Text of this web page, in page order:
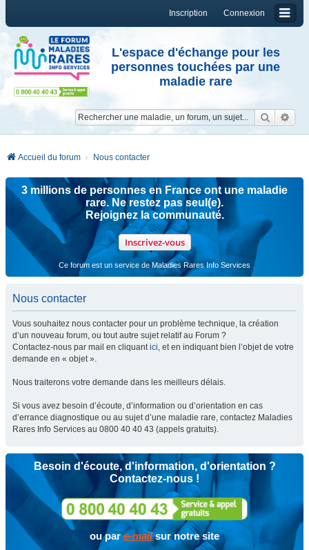
Connexion
Inscription
L'espace d'échange pour les
personnes touchées par une
maladie rare
Accueil du forum Nous contacter
3 millions de personnes en France ont une maladie
rare. Ne restez pas seul(e).
Rejoignez la communauté.
Inscrivez-vous
Ce forum est un service de Maladies Rares Info Services
Nous contacter
Vous souhaitez nous contacter pour un problème technique, la création
d’un nouveau forum, ou tout autre sujet relatif au Forum ?
Contactez-nous par mail en cliquantici, et en indiquant bien l’objet de votre
demande en « objet ».
Nous traiterons votre demande dans les meilleurs délais.
Si vous avez besoin d’écoute, d’information ou d’orientation en cas
d’errance diagnostique ou au sujet d’une maladie rare, contactez Maladies
Rares Info Services au 0800 40 40 43 (appels gratuits).
Besoin d'écoute, d'information, d'orientation ?
Contactez-nous !
ou pare-mailsur notre site